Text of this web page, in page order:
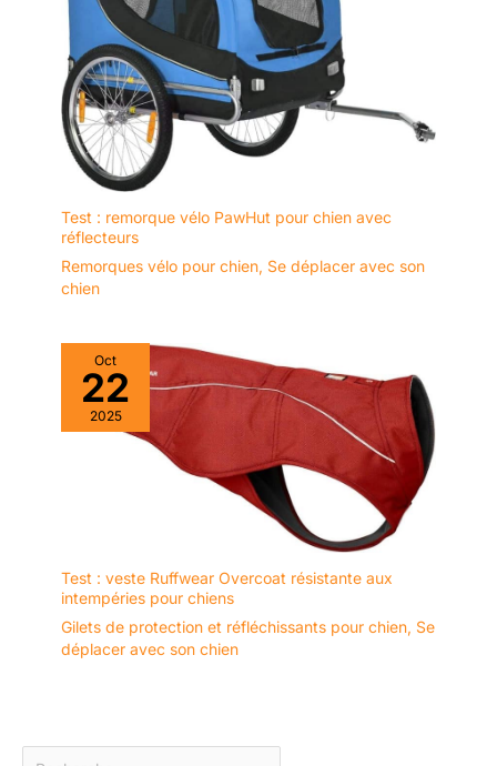
Test : remorque vélo PawHut pour chien avec
réflecteurs
Remorques vélo pour chien, Se déplacer avec son
chien
Oct
22
2025
Test : veste Ruffwear Overcoat résistante aux
intempéries pour chiens
Gilets de protection et réfléchissants pour chien, Se
déplacer avec son chien